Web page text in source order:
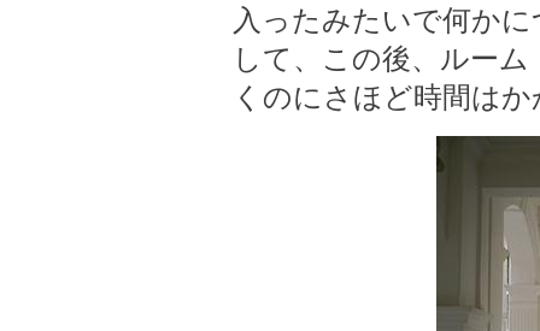
入ったみたいで何か
して、この後、ルーム
くのにさほど時間は